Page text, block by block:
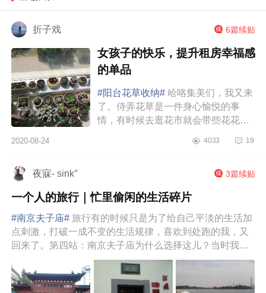
折子戏 6篇续贴
女孩子的快乐，提升租房幸福感
的单品
#阳台花草收纳# 哈咯集美们，我又来
了。侍弄花草是一件身心愉悦的事
情，有时候去逛花市就会带些花花草
我们头疼的问题了，就是我们阳台的
2020-08-24 4033 19
夜寐- sink° 3篇续贴
一个人的旅行｜忙里偷闲的生活碎片
#南京夫子庙# 旅行有的时候只是为了给自己平淡的生活加
点刺激，打破一成不变的生活规律，喜欢到处跑的我，又
回来了。第四站：南京夫子庙为什么选择这儿？当时我就
是听同事说了一下，说南...